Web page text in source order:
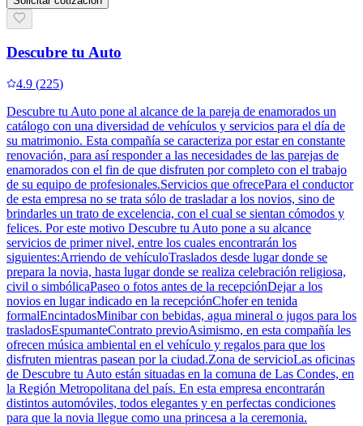
Descubre tu Auto
4.9 (225)
Descubre tu Auto pone al alcance de la pareja de enamorados un
catálogo con una diversidad de vehículos y servicios para el día de
su matrimonio. Esta compañía se caracteriza por estar en constante
renovación, para así responder a las necesidades de las parejas de
enamorados con el fin de que disfruten por completo con el trabajo
de su equipo de profesionales.Servicios que ofrecePara el conductor
de esta empresa no se trata sólo de trasladar a los novios, sino de
brindarles un trato de excelencia, con el cual se sientan cómodos y
felices. Por este motivo Descubre tu Auto pone a su alcance
servicios de primer nivel, entre los cuales encontrarán los
siguientes:Arriendo de vehículoTraslados desde lugar donde se
prepara la novia, hasta lugar donde se realiza celebración religiosa,
civil o simbólicaPaseo o fotos antes de la recepciónDejar a los
novios en lugar indicado en la recepciónChofer en tenida
formalEncintadosMinibar con bebidas, agua mineral o jugos para los
trasladosEspumanteContrato previoAsimismo, en esta compañía les
ofrecen música ambiental en el vehículo y regalos para que los
disfruten mientras pasean por la ciudad.Zona de servicioLas oficinas
de Descubre tu Auto están situadas en la comuna de Las Condes, en
la Región Metropolitana del país. En esta empresa encontrarán
distintos automóviles, todos elegantes y en perfectas condiciones
para que la novia llegue como una princesa a la ceremonia.